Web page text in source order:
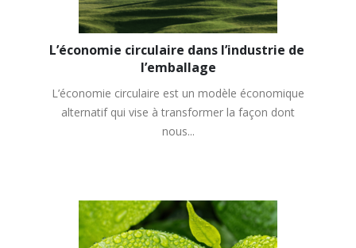
L’économie circulaire dans l’industrie de
l’emballage
L’économie circulaire est un modèle économique
alternatif qui vise à transformer la façon dont
nous...